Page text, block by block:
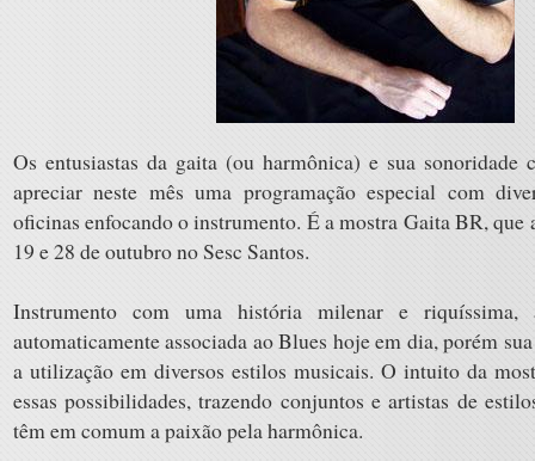
Os entusiastas da gaita (ou harmônica) e sua sonoridade
apreciar neste mês uma programação especial com
oficinas enfocando o instrumento. É a mostra Gaita BR, que
19 e 28 de outubro no Sesc Santos.
Instrumento com uma história milenar e
automaticamente associada ao Blues hoje em dia, porém
a utilização em diversos estilos musicais. O intuito da
essas possibilidades, trazendo conjuntos e artistas de
têm em comum a paixão pela harmônica.